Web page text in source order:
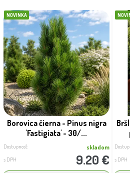
NOVINKA
Borovica čierna - Pinus nigra
'Fastigiata' - 30/...
Dostupnosť: skladom
s DPH 9.20 € s DPH